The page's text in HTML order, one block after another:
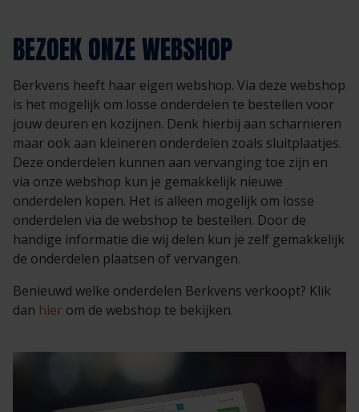
BEZOEK ONZE WEBSHOP
Berkvens heeft haar eigen webshop. Via deze webshop
is het mogelijk om losse onderdelen te bestellen voor
jouw deuren en kozijnen. Denk hierbij aan scharnieren
maar ook aan kleineren onderdelen zoals sluitplaatjes.
Deze onderdelen kunnen aan vervanging toe zijn en
via onze webshop kun je gemakkelijk nieuwe
onderdelen kopen. Het is alleen mogelijk om losse
onderdelen via de webshop te bestellen. Door de
handige informatie die wij delen kun je zelf gemakkelijk
de onderdelen plaatsen of vervangen.
Benieuwd welke onderdelen Berkvens verkoopt? Klik
dan hier om de webshop te bekijken.